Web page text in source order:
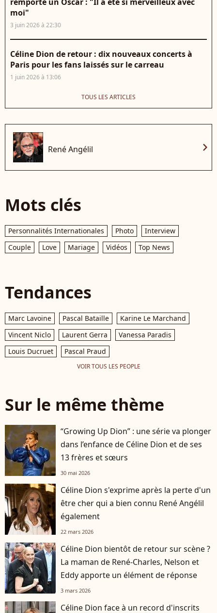
moi"
3 juin 2026 à 22:30
Céline Dion de retour : dix nouveaux concerts à
Paris pour les fans laissés sur le carreau
1 juin 2026 à 13:06
TOUS LES ARTICLES
René Angélil chevron_right
Mots clés
Personnalités Internationales Photo
Interview
Couple
Love Mariage Vidéos Top News
Tendances
Marc Lavoine Pascal Bataille
Karine Le Marchand
Vincent Niclo
Laurent Gerra
Vanessa Paradis
Louis Ducruet
Pascal Praud
VOIR TOUS LES PEOPLE
Sur le même thème
“Growing Up Dion” : une série va plonger
dans l’enfance de Céline Dion et de ses
13 frères et sœurs
30 mai 2026
Céline Dion s'exprime après la perte d'un
être cher qui a bien connu René Angélil
également
22 mars 2026
Céline Dion bientôt de retour sur scène ?
La maman de René-Charles, Nelson et
Eddy apporte un élément de réponse
3 mars 2026
Céline Dion face à un record d'inscrits